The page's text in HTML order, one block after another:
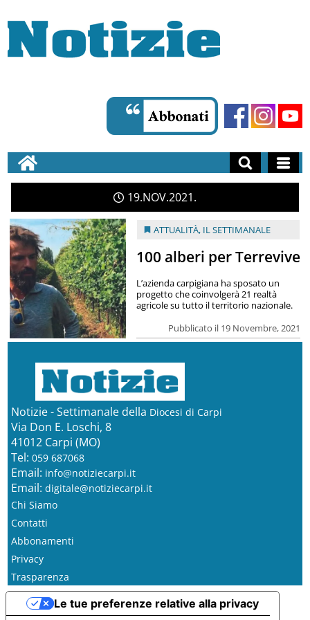
19 NOV2021
ATTUALITÀ, IL SETTIMANALE
100 alberi per Terrevive
Pubblicato il 19 Novembre, 2021
L’azienda carpigiana ha sposato un
progetto che coinvolgerà 21 realtà
agricole su tutto il territorio nazionale.
Notizie - Settimanale della Diocesi di Carpi
Via Don E. Loschi, 8
41012 Carpi (MO)
Tel: 059 687068
Email: info@notiziecarpi.it
Email: digitale@notiziecarpi.it
Chi Siamo
Contatti
Abbonamenti
Privacy
Trasparenza
Le tue preferenze relative alla privacy